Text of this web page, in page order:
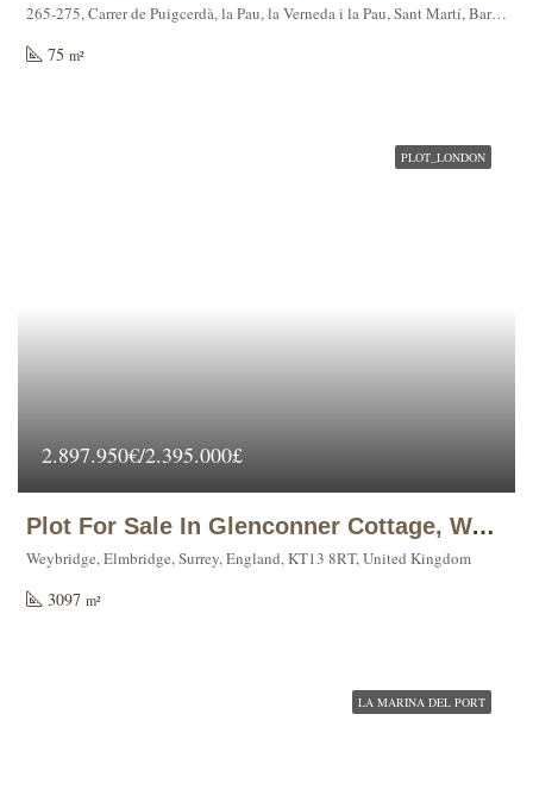
265-275, Carrer de Puigcerdà, la Pau, la Verneda i la Pau, Sant Martí, Barcelona, Barcelonès, Barcelona, Catalunya, 08001, España
75 m²
PLOT_LONDON
2.897.950€/2.395.000£
Plot For Sale In Glenconner Cottage, Warreners Lane, Weybridge.
Weybridge, Elmbridge, Surrey, England, KT13 8RT, United Kingdom
3097 m²
LA MARINA DEL PORT